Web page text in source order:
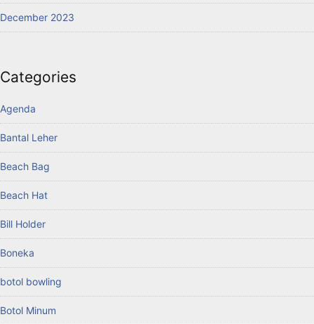
December 2023
Categories
Agenda
Bantal Leher
Beach Bag
Beach Hat
Bill Holder
Boneka
botol bowling
Botol Minum